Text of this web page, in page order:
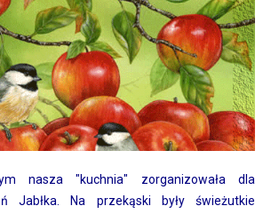
nasza "kuchnia" zorganizowała dla
Jabłka. Na przekąski były świeżutkie